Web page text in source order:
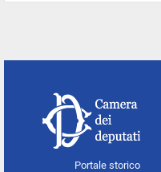
Portale storico